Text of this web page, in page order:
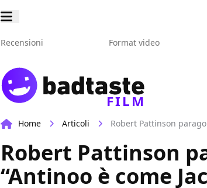
Recensioni Format video
FILM
Home Articoli Robert Pattinson
Robert Pattinson
“Antinoo è come